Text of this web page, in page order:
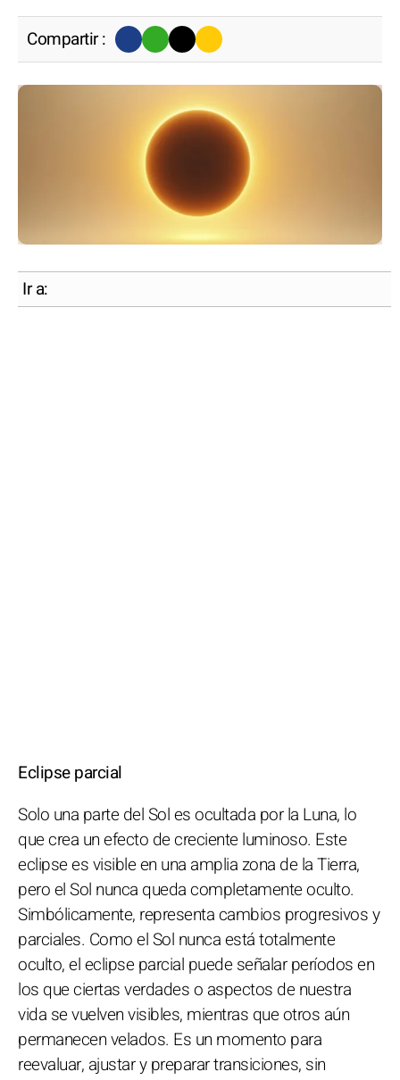
Compartir :
Ir a:
Eclipse parcial
Solo una parte del Sol es ocultada por la Luna, lo
que crea un efecto de creciente luminoso. Este
eclipse es visible en una amplia zona de la Tierra,
pero el Sol nunca queda completamente oculto.
Simbólicamente, representa cambios progresivos y
parciales. Como el Sol nunca está totalmente
oculto, el eclipse parcial puede señalar períodos en
los que ciertas verdades o aspectos de nuestra
vida se vuelven visibles, mientras que otros aún
permanecen velados. Es un momento para
reevaluar, ajustar y preparar transiciones, sin